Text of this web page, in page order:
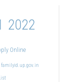
2022
Online
familyid.up.gov.in